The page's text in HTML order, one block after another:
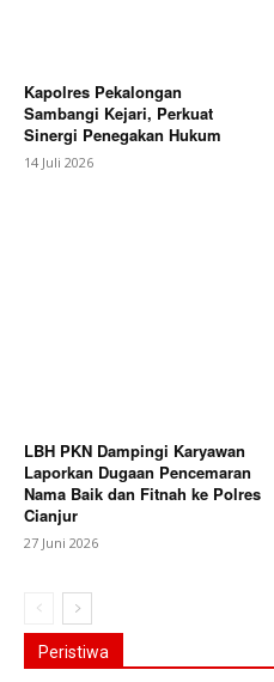
Kapolres Pekalongan
Sambangi Kejari, Perkuat
Sinergi Penegakan Hukum
14 Juli 2026
LBH PKN Dampingi Karyawan
Laporkan Dugaan Pencemaran
Nama Baik dan Fitnah ke Polres
Cianjur
27 Juni 2026
Peristiwa